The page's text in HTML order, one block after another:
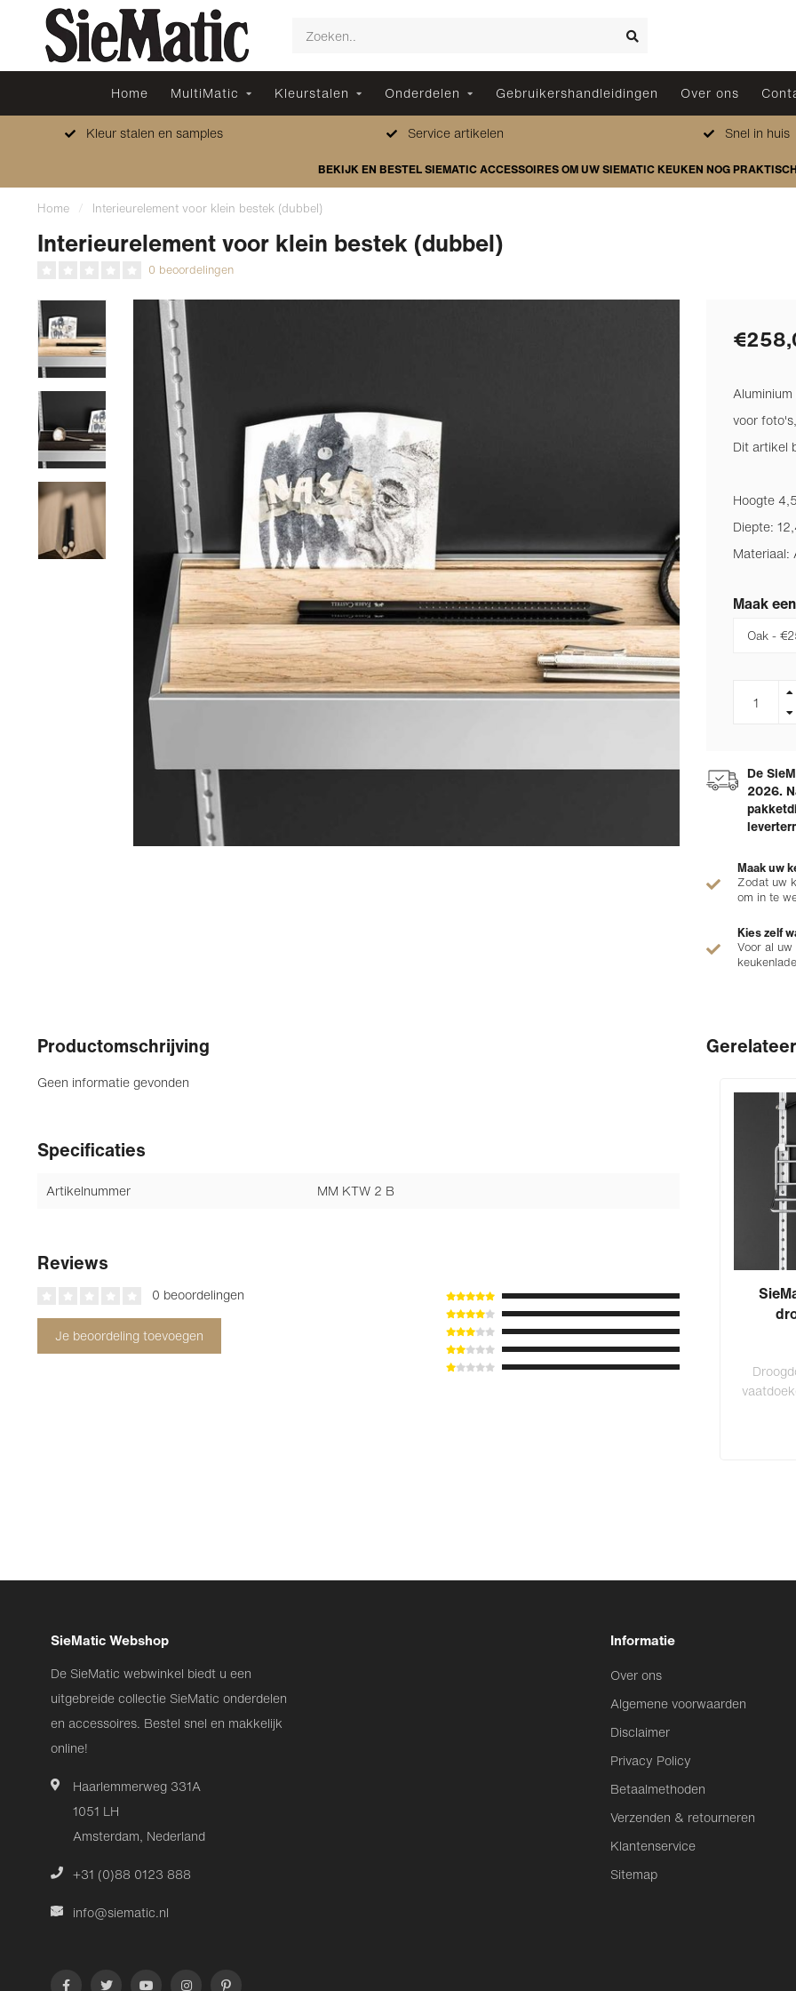
Home MultiMatic Kleurstalen Onderdelen Gebruikershandleidingen Over ons
Kleur stalen en samples Service artikelen Snel in huis
BEKIJK EN BESTEL SIEMATIC ACCESSOIRES OM UW SIEMATIC KEUKEN NOG
Home / Interieurelement voor klein bestek (dubbel)
Interieurelement voor klein bestek (dubbel)
0 beoordelingen
voor
Dit artikel
Hoogte
Diepte:
Materiaal:
Maak
De
2026.
Maak uw
Zodat uw
om in te
Kies zelf
Voor al uw
Productomschrijving
Geen informatie gevonden
Specificaties
Artikelnummer MM KTW 2 B
Reviews
0 beoordelingen
Je beoordeling toevoegen
SieMatic Webshop
De SieMatic webwinkel biedt u een
uitgebreide collectie SieMatic onderdelen
en accessoires. Bestel snel en makkelijk
online!
Haarlemmerweg 331A
1051 LH
Amsterdam, Nederland
+31 (0)88 0123 888
info@siematic.nl
Informatie
Over ons
Algemene voorwaarden
Disclaimer
Privacy Policy
Betaalmethoden
Verzenden & retourneren
Klantenservice
Sitemap